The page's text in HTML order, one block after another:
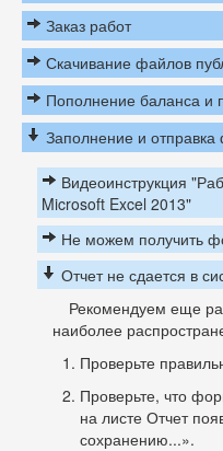
Заказ работ
Скачивание файлов
Пополнение баланса и
Заполнение и отправка
Видеоинструкция
Microsoft Excel 2013"
Не можем получить
Отчет не сдается в
Рекомендуем еще
наиболее
Проверьте
Проверьте, что
на листе Отчет
сохранению...».